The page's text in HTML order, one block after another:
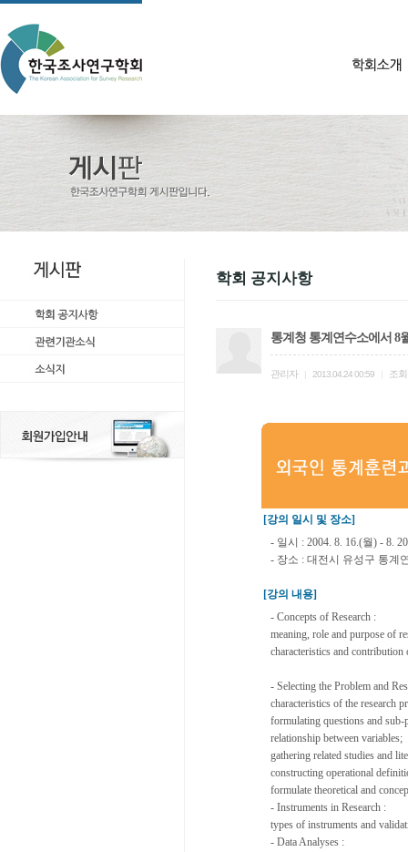
학회 공지사항
통계청 통계연수소에서 8
관리자 2013.04.24 00:59 조회
[강의 일시 및 장소]
- 일시 : 2004. 8. 16.(월) - 8.
- 장소 : 대전시 유성구 통계
[강의 내용]
- Concepts of Research :
meaning, role and purpose of
characteristics and contribution
- Selecting the Problem and
characteristics of the research
formulating questions and sub-
relationship between variables;
gathering related studies and
constructing operational
formulate theoretical and
- Instruments in Research :
types of instruments and
- Data Analyses :